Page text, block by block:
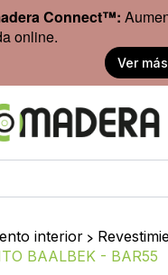
Connect™:
online.
Ver
interior >
BAALBEK - BAR55